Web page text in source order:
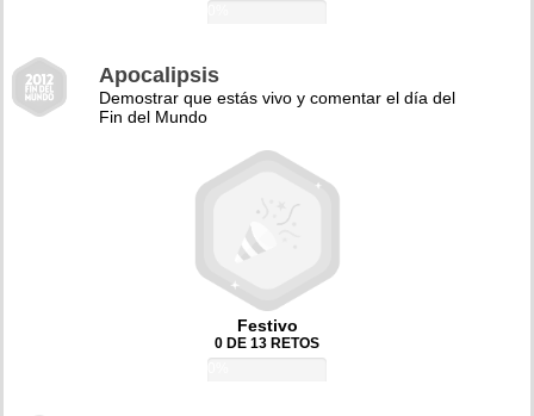
Apocalipsis
Demostrar que estás vivo y comentar el día del
Fin del Mundo
Festivo
0 DE 13 RETOS